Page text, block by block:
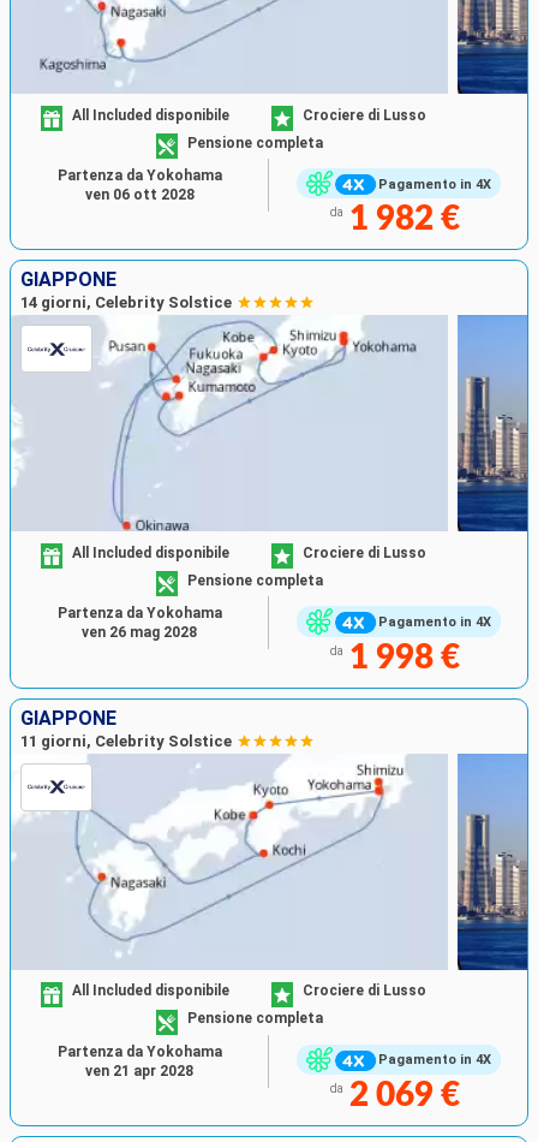
Pagamento in 4X
All Included disponibile
Crociere di Lusso
Pensione completa
da 1 982 €
Partenza da Yokohama
ven 06 ott 2028
GIAPPONE
14 giorni, Celebrity Solstice
Pagamento in 4X
All Included disponibile
Crociere di Lusso
Pensione completa
da 1 998 €
Partenza da Yokohama
ven 26 mag 2028
GIAPPONE
11 giorni, Celebrity Solstice
Pagamento in 4X
All Included disponibile
Crociere di Lusso
Pensione completa
da 2 069 €
Partenza da Yokohama
ven 21 apr 2028